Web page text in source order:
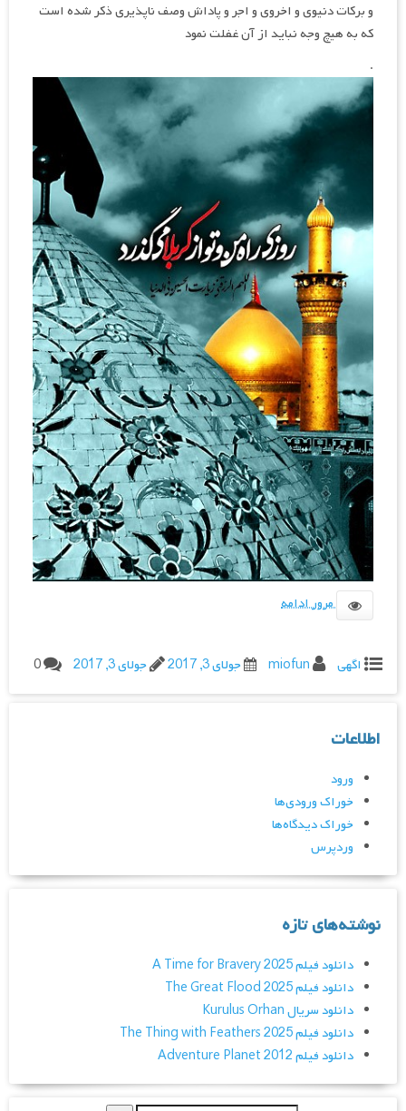
و برکات دنيوي و اخروي و اجر و پاداش وصف ناپذیری ذکر شده است
که به هیچ وجه نباید از آن غفلت نمود
.
مرور ادامه
اگهی miofun جولای 3, 2017 جولای 3, 2017 0
اطلاعات
ورود
خوراک ورودی‌ها
خوراک دیدگاه‌ها
وردپرس
نوشته‌های تازه
دانلود فیلم A Time for Bravery 2025
دانلود فیلم The Great Flood 2025
دانلود سریال Kurulus Orhan
دانلود فیلم The Thing with Feathers 2025
دانلود فیلم Adventure Planet 2012